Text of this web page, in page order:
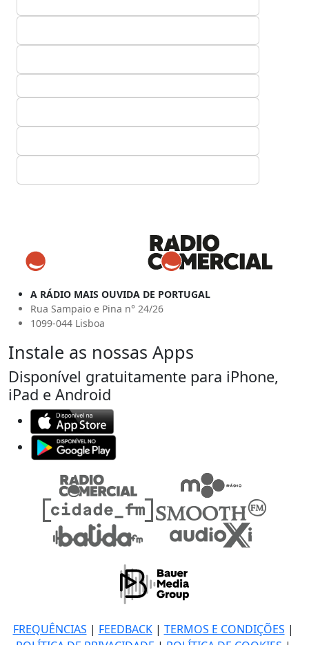
A RÁDIO MAIS OUVIDA DE PORTUGAL
Rua Sampaio e Pina n° 24/26
1099-044 Lisboa
Instale as nossas Apps
Disponível gratuitamente para iPhone,
iPad e Android
FREQUÊNCIAS | FEEDBACK| TERMOS E CONDIÇÕES |